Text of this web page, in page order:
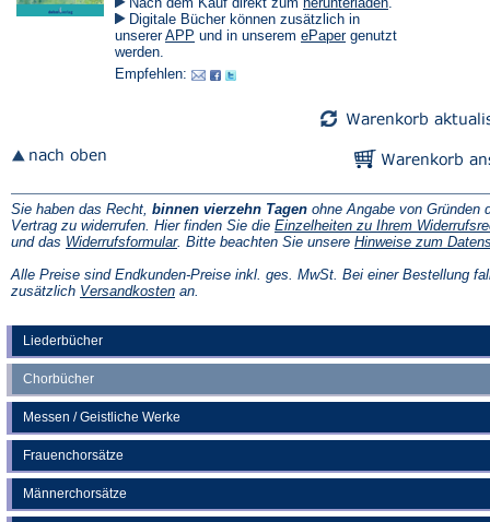
Liederbücher
Chorbücher
Messen / Geistliche Werke
Frauenchorsätze
Männerchorsätze
einem
Digitale Bücher können zusätzlich in
unsererAPP (Öffnet
neuen
und in unserem ePaper(Öffnet
genutzt
werden.
Empfehlen:
Sie haben das Recht, binnen vierzehn Tagen ohne Angabe von Gründen
Vertrag zu widerrufen. Hier finden Sie die Einzelheiten zu Ihrem
und das Widerrufsformular(Öffnet
einem
neuen
. Bitte beachten Sie unsere Hinweise zum
Alle Preise sind Endkunden-Preise inkl. ges. MwSt. Bei einer Bestellung
zusätzlich Versandkosten(Öffnet
an.